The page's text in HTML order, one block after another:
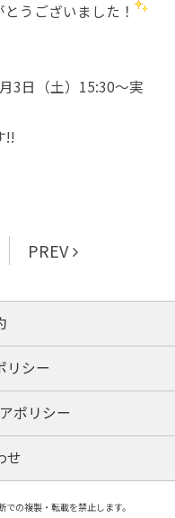
うございました！
3日（土）15:30～実
!!
PREV
リシー
ポリシー
せ
の複製・転載を禁止します。